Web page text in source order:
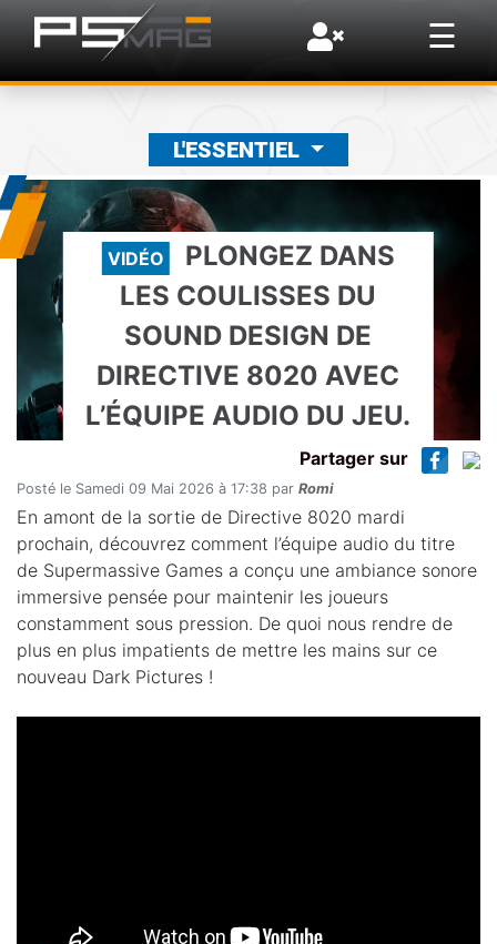
☰
×
L'ESSENTIEL
VIDÉO
PLONGEZ DANS
LES COULISSES DU
SOUND DESIGN DE
DIRECTIVE 8020 AVEC
L’ÉQUIPE AUDIO DU JEU.
Partager sur
Posté le Samedi 09 Mai 2026 à 17:38 par Romi
En amont de la sortie de Directive 8020 mardi
prochain, découvrez comment l’équipe audio du titre
de Supermassive Games a conçu une ambiance sonore
immersive pensée pour maintenir les joueurs
constamment sous pression. De quoi nous rendre de
plus en plus impatients de mettre les mains sur ce
nouveau Dark Pictures !